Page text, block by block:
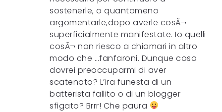
sostenerle, o quantomeno
argomentarle,dopo averle cosÃ¬
superficialmente manifestate. Io quelli
cosÃ¬ non riesco a chiamari in altro
modo che …fanfaroni. Dunque cosa
dovrei preoccuparmi di aver
scatenato? L’ira funesta di un
batterista fallito o di un blogger
sfigato? Brrr! Che paura